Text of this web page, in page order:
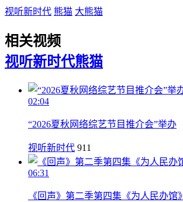
视听新时代 熊猫 大熊猫
相关视频
视听新时代熊猫
02:04
“2026夏秋网络综艺节目推介会”举办
视听新时代 911
06:31
《回声》第二季第四集《为人民办馆》